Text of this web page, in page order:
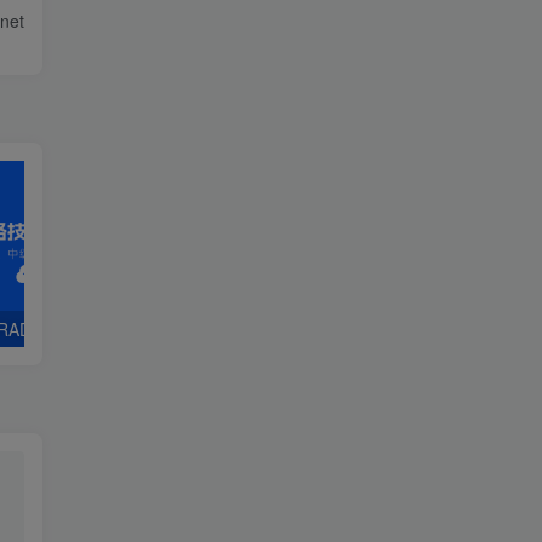
认证